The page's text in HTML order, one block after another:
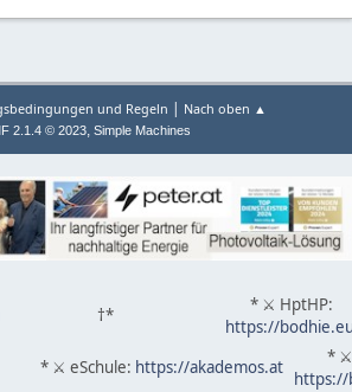
und Regeln Nach oben ▲
2.1.4 © 2023, Simple Machines
†*
* ⚔ HptHP:
https://
* ⚔ eSchule: https://akademos.at
* ⚔